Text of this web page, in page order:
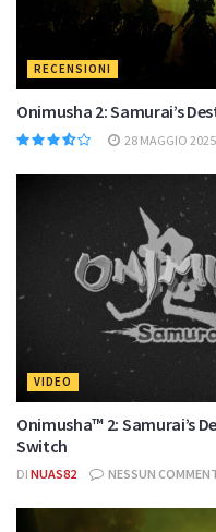
RECENSIONI
Onimusha 2: Samurai’s
28 MAGGIO 2025
VIDEO
Onimusha™ 2: Samurai’s
Switch
DI NUAS82 NESSUN